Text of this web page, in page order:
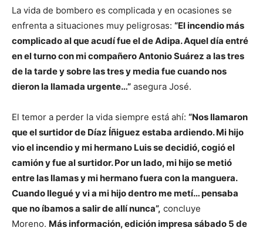
La vida de bombero es complicada y en ocasiones se
enfrenta a situaciones muy peligrosas: “El incendio más
complicado al que acudí fue el de Adipa. Aquel día entré
en el turno con mi compañero Antonio Suárez a las tres
de la tarde y sobre las tres y media fue cuando nos
dieron la llamada urgente…” asegura José.
El temor a perder la vida siempre está ahí: “Nos llamaron
que el surtidor de Díaz Íñiguez estaba ardiendo. Mi hijo
vio el incendio y mi hermano Luis se decidió, cogió el
camión y fue al surtidor. Por un lado, mi hijo se metió
entre las llamas y mi hermano fuera con la manguera.
Cuando llegué y vi a mi hijo dentro me metí… pensaba
que no íbamos a salir de allí nunca”, concluye
Moreno. Más información, edición impresa sábado 5 de